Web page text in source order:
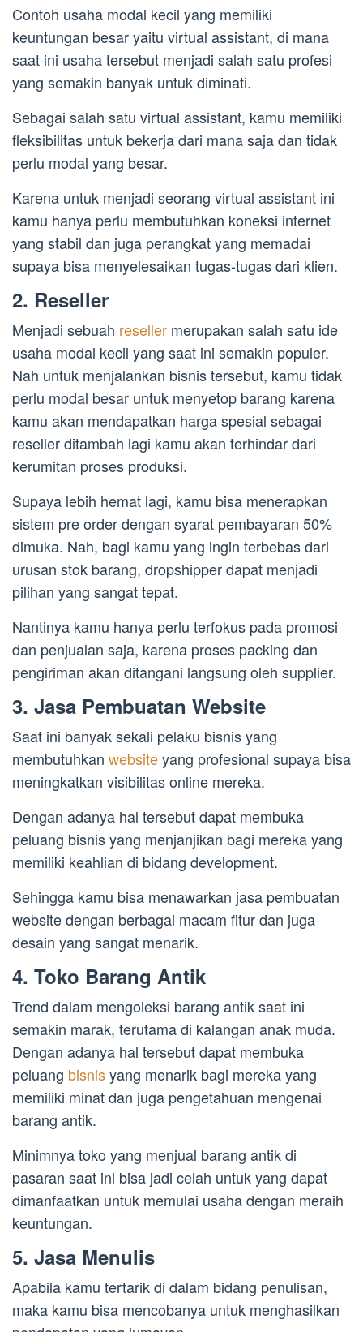
Contoh usaha modal kecil yang memiliki
keuntungan besar yaitu virtual assistant, di mana
saat ini usaha tersebut menjadi salah satu profesi
yang semakin banyak untuk diminati.
Sebagai salah satu virtual assistant, kamu memiliki
fleksibilitas untuk bekerja dari mana saja dan tidak
perlu modal yang besar.
Karena untuk menjadi seorang virtual assistant ini
kamu hanya perlu membutuhkan koneksi internet
yang stabil dan juga perangkat yang memadai
supaya bisa menyelesaikan tugas-tugas dari klien.
2. Reseller
Menjadi sebuah reseller merupakan salah satu ide
usaha modal kecil yang saat ini semakin populer.
Nah untuk menjalankan bisnis tersebut, kamu tidak
perlu modal besar untuk menyetop barang karena
kamu akan mendapatkan harga spesial sebagai
reseller ditambah lagi kamu akan terhindar dari
kerumitan proses produksi.
Supaya lebih hemat lagi, kamu bisa menerapkan
sistem pre order dengan syarat pembayaran 50%
dimuka. Nah, bagi kamu yang ingin terbebas dari
urusan stok barang, dropshipper dapat menjadi
pilihan yang sangat tepat.
Nantinya kamu hanya perlu terfokus pada promosi
dan penjualan saja, karena proses packing dan
pengiriman akan ditangani langsung oleh supplier.
3. Jasa Pembuatan Website
Saat ini banyak sekali pelaku bisnis yang
membutuhkan websiteyang profesional supaya bisa
meningkatkan visibilitas online mereka.
Dengan adanya hal tersebut dapat membuka
peluang bisnis yang menjanjikan bagi mereka yang
memiliki keahlian di bidang development.
Sehingga kamu bisa menawarkan jasa pembuatan
website dengan berbagai macam fitur dan juga
desain yang sangat menarik.
4. Toko Barang Antik
Trend dalam mengoleksi barang antik saat ini
semakin marak, terutama di kalangan anak muda.
Dengan adanya hal tersebut dapat membuka
peluang bisnisyang menarik bagi mereka yang
memiliki minat dan juga pengetahuan mengenai
barang antik.
Minimnya toko yang menjual barang antik di
pasaran saat ini bisa jadi celah untuk yang dapat
dimanfaatkan untuk memulai usaha dengan meraih
keuntungan.
5. Jasa Menulis
Apabila kamu tertarik di dalam bidang penulisan,
maka kamu bisa mencobanya untuk menghasilkan